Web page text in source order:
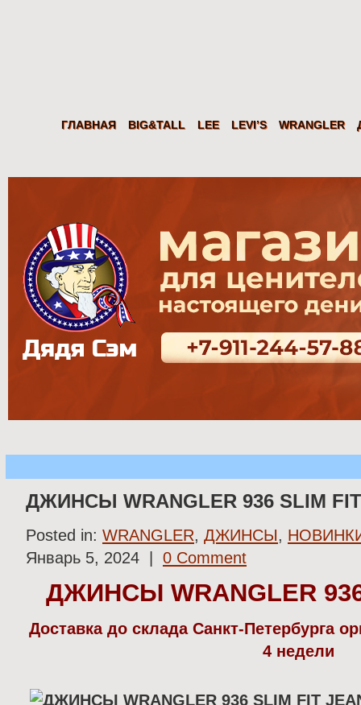
ГЛАВНАЯ BIG&TALL LEE LEVI’S WRANGLER
ДЖИНСЫ WRANGLER 936 SLIM
Posted in: WRANGLER, ДЖИНСЫ,
Январь 5, 2024 | 0 Comment
ДЖИНСЫ WRANGLER
Доставка до склада Санкт-Петербурга
4 недели